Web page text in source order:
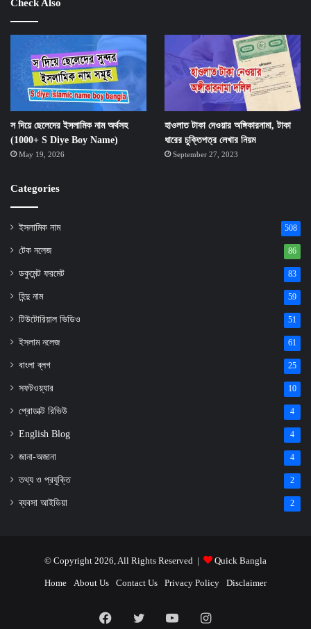
Check Also
স দিয়ে ছেলেদের ইসলামিক নাম অর্থসহ
(1000+ S Diye Boy Name)
May 19, 2026
হাওলাত টাকা দেওয়ার অঙ্গিকারনামা, টাকা
ধারের চুক্তিপত্র লেখার নিয়ম
September 27, 2023
Categories
ইসলামিক নাম 508
টেক নলেজ 86
ডকুমেন্ট ফরমেট 83
হিন্দু নাম 59
টিউটোরিয়াল ভিডিও 51
ইসলাম নলেজ 61
বাংলা ব্লগ 25
সফটওয়্যার 10
প্রোডাক্ট রিভিউ 4
English Blog 4
জানা-অজানা 4
তথ্য ও প্রযুক্তি 2
ব্যবসা আইডিয়া 2
© Copyright 2026, All Rights Reserved | Quick Bangla
Home About Us Contact Us Privacy Policy Disclaimer
Facebook YouTubeInstagram